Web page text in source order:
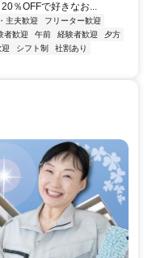
％OFFで好きなお...
主夫歓迎
フリーター歓迎
者歓迎 午前 経験者歓迎
夕方
シフト制
社割あり